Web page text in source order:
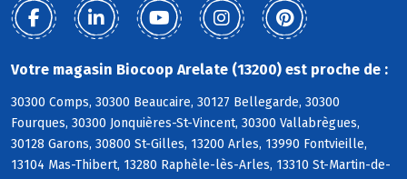
Votre magasin Biocoop Arelate (13200) est proche de :
30300 Comps, 30300 Beaucaire, 30127 Bellegarde, 30300
Fourques, 30300 Jonquières-St-Vincent, 30300 Vallabrègues,
30128 Garons, 30800 St-Gilles, 13200 Arles, 13990 Fontvieille,
13104 Mas-Thibert, 13280 Raphèle-lès-Arles, 13310 St-Martin-de-